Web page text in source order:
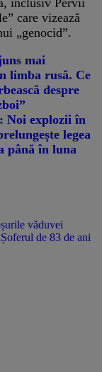
care vizează
„genocid”.
mai
limba rusă. Ce
despre
Noi explozii în
legea
până în luna
văduvei
de 83 de ani